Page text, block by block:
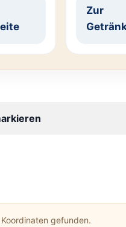
Zur
gefunden.